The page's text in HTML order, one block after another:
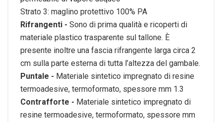
Strato 3: maglino protettivo 100% PA
Rifrangenti - Sono di prima qualità e ricoperti di
materiale plastico trasparente sul tallone. È
presente inoltre una fascia rifrangente larga circa 2
cm sulla parte esterna di tutta l’altezza del gambale.
Puntale - Materiale sintetico impregnato di resine
termoadesive, termoformato, spessore mm 1.3
Contrafforte - Materiale sintetico impregnato di
resine termoadesive, termoformato, spessore mm